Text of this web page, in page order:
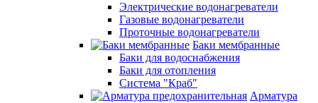
Электрические водонагреватели
Газовые водонагреватели
Проточные водонагреватели
Баки мембранные
Баки для водоснабжения
Баки для отопления
Система "Краб"
Арматура